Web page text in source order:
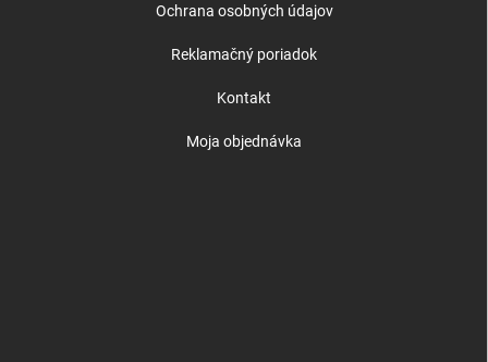
Ochrana osobných údajov
Reklamačný poriadok
Kontakt
Moja objednávka